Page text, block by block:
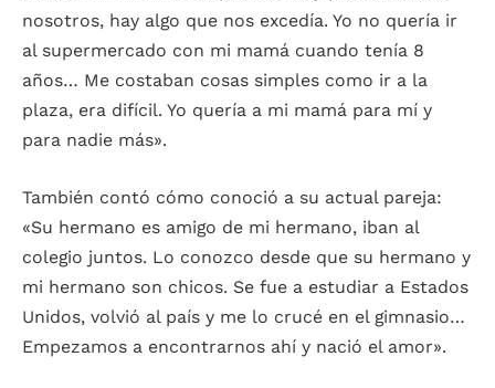
nosotros, hay algo que nos excedía. Yo no quería ir
al supermercado con mi mamá cuando tenía 8
años… Me costaban cosas simples como ir a la
plaza, era difícil. Yo quería a mi mamá para mí y
para nadie más».
También contó cómo conoció a su actual pareja:
«Su hermano es amigo de mi hermano, iban al
colegio juntos. Lo conozco desde que su hermano y
mi hermano son chicos. Se fue a estudiar a Estados
Unidos, volvió al país y me lo crucé en el gimnasio…
Empezamos a encontrarnos ahí y nació el amor».